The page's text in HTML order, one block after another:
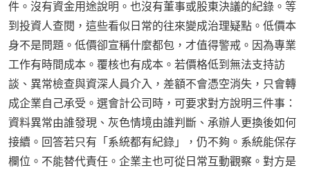
件。沒有資金用途說明。也沒有董事或股東決議的紀錄。等
到投資人查閱，這些看似日常的往來變成治理疑點。低價本
身不是問題。低價卻宣稱什麼都包，才值得警戒。因為專業
工作有時間成本。覆核也有成本。若價格低到無法支持訪
談、異常檢查與資深人員介入，差額不會憑空消失，只會轉
成企業自己承受。選會計公司時，可要求對方說明三件事：
資料異常由誰發現、灰色情境由誰判斷、承辦人更換後如何
接續。回答若只有「系統都有紀錄」，仍不夠。系統能保存
欄位。不能替代責任。企業主也可從日常互動觀察。對方是